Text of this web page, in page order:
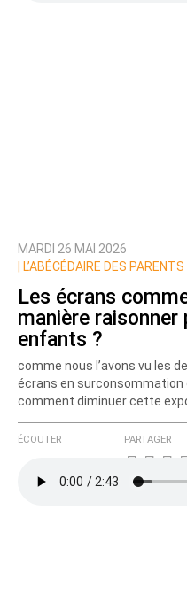
MARDI 26 MAI 2026
L’ABÉCÉDAIRE DES PARENTS
Les écrans
manière raisonner
enfants ?
comme nous l’avons vu les
écrans en surconsommation
comment diminuer cette
ÉCOUTER PARTAGER